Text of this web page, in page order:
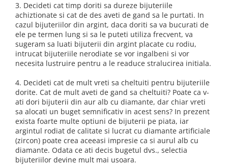
3. Decideti cat timp doriti sa dureze bijuteriile
achiztionate si cat de des aveti de gand sa le purtati. In
cazul bijuteriilor din argint, daca doriti sa va bucurati de
ele pe termen lung si sa le puteti utiliza frecvent, va
sugeram sa luati bijuterii din argint placate cu rodiu,
intrucat bijuteriile nerodiate se vor ingalbeni si vor
necesita lustruire pentru a le readuce stralucirea initiala.
4. Decideti cat de mult vreti sa cheltuiti pentru bijuteriile
dorite. Cat de mult aveti de gand sa cheltuiti? Poate ca v-
ati dori bijuterii din aur alb cu diamante, dar chiar vreti
sa alocati un buget semnificativ in acest sens? In prezent
exista foarte multe optiuni de bijuterii pe piata, iar
argintul rodiat de calitate si lucrat cu diamante artificiale
(zircon) poate crea aceeasi impresie ca si aurul alb cu
diamante. Odata ce ati decis bugetul dvs., selectia
bijuteriilor devine mult mai usoara.